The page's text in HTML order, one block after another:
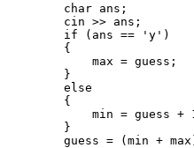
        char ans;
        cin >> ans;
        if (ans == 'y')
        {
            max = guess;
        }
        else
        {
min = guess +
        }
guess = (min +